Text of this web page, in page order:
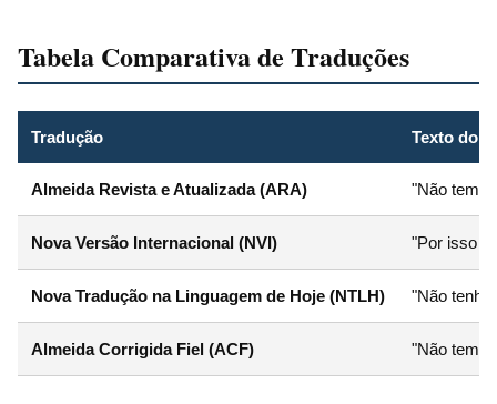
Tabela Comparativa de Traduções
Tradução Texto do
Almeida Revista e Atualizada (ARA) "Não
Nova Versão Internacional (NVI) "Por isso
Nova Tradução na Linguagem de Hoje (NTLH) "Não
Almeida Corrigida Fiel (ACF) "Não